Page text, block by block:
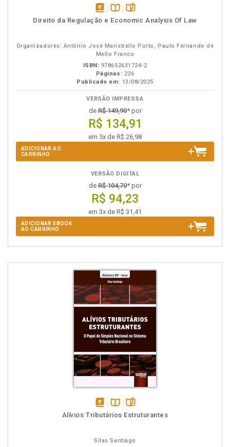
disponívelDisponível
páginas
Direito da Regulação e Economic Analysis Of Law
Organizadores: Antônio José Maristrello Porto, Paulo Fernando de
Mello Franco
ISBN: 978652631724-2
Páginas: 226
Publicado em: 13/08/2025
VERSÃO IMPRESSA
deR$ 149,90* por
R$ 134,91
em 5x de R$ 26,98
ADICIONAR AO
CARRINHO
VERSÃO DIGITAL
deR$ 104,70* por
R$ 94,23
em 3x de R$ 31,41
ADICIONAR EBOOK
AO CARRINHO
disponívelDisponível
páginas
Alívios Tributários Estruturantes
Silas Santiago